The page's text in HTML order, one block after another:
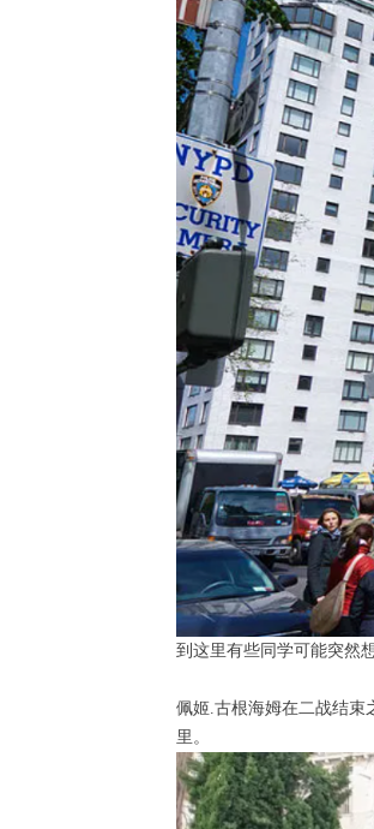
到这里有些同学可能突然
佩姬.古根海姆在二战结束
里。